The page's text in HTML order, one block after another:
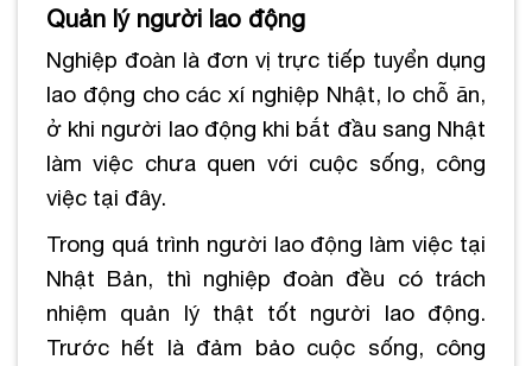
Quản lý người lao động
Nghiệp đoàn là đơn vị trực tiếp tuyển dụng
lao động cho các xí nghiệp Nhật, lo chỗ ăn,
ở khi người lao động khi bắt đầu sang Nhật
làm việc chưa quen với cuộc sống, công
việc tại đây.
Trong quá trình người lao động làm việc tại
Nhật Bản, thì nghiệp đoàn đều có trách
nhiệm quản lý thật tốt người lao động.
Trước hết là đảm bảo cuộc sống, công